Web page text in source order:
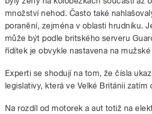
množství nehod. Často také
poranění, zejména v oblasti hrudníku.
může být podle britského serveru
řídítek je obvykle nastavena na
Experti se shodují na tom, že čísla
legislativy, která ve Velké Británii zatím
Na rozdíl od motorek a aut totiž na